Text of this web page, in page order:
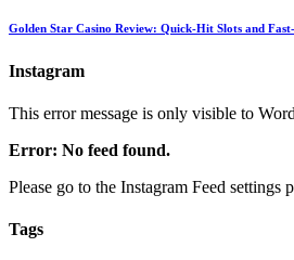
Golden Star Casino Review: Quick‑Hit Slots and
Instagram
This error message is only visible to
Error: No feed found.
Please go to the Instagram Feed settings
Tags